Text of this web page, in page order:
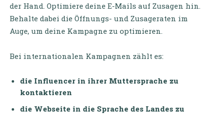
der Hand. Optimiere deine E-Mails auf Zusagen hin.
Behalte dabei die Öffnungs- und Zusageraten im
Auge, um deine Kampagne zu optimieren.
Bei internationalen Kampagnen zählt es:
die Influencer in ihrer Muttersprache zu
kontaktieren
die Webseite in die Sprache des Landes zu